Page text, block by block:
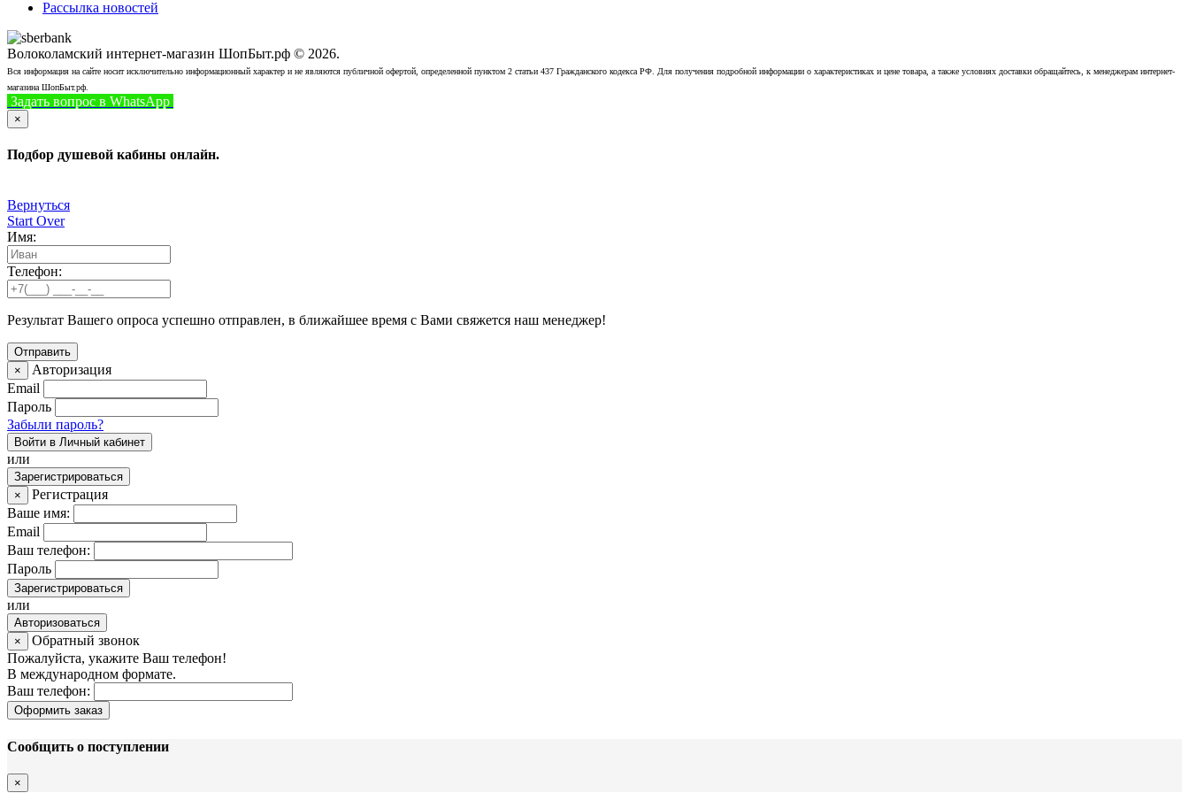
Рассылка новостей
Волоколамский интернет-магазин ШопБыт.рф © 2026.
Вся информация на сайте носит исключительно информационный характер и не являются публичной офертой, определенной пунктом 2 статьи 437 Гражданского кодекса РФ. Для получения подробной информации о характеристиках и цене товара, а также условиях доставки обращайтесь, к менеджерам интернет-
магазина ШопБыт.рф.
Задать вопрос в WhatsApp
×
Подбор душевой кабины онлайн.
Вернуться
Start Over
Имя:
Телефон:
Результат Вашего опроса успешно отправлен, в ближайшее время с Вами свяжется наш менеджер!
×
Авторизация
Email
Пароль
Забыли пароль?
Войти в Личный кабинет
или
Зарегистрироваться
×
Регистрация
Ваше имя:
Email
Ваш телефон:
Пароль
Зарегистрироваться
или
Авторизоваться
×
Обратный звонок
Пожалуйста, укажите Ваш телефон!
В международном формате.
Ваш телефон:
Оформить заказ
Сообщить о поступлении
×